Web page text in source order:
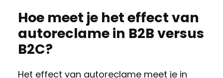
Hoe meet je het effect van
autoreclame in B2B versus
B2C?
Het effect van autoreclame meet je in